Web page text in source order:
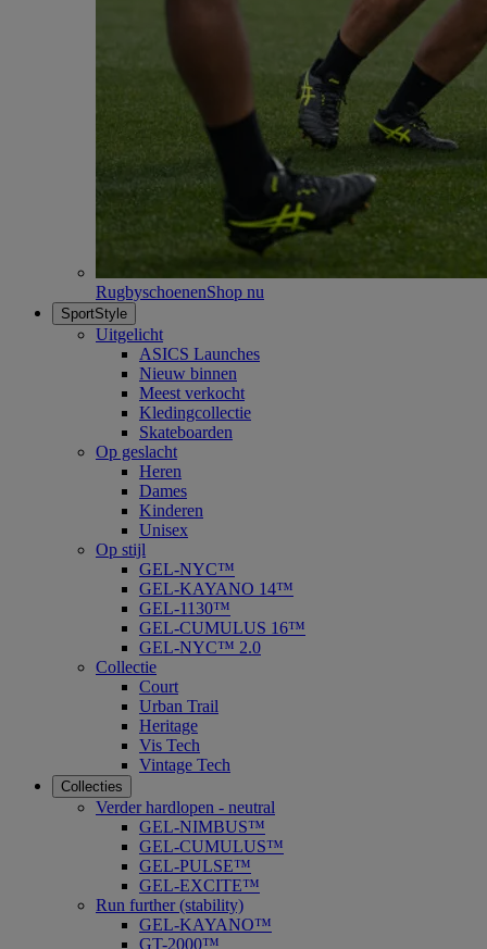
RugbyschoenenShop nu
SportStyle
Uitgelicht
ASICS Launches
Nieuw binnen
Meest verkocht
Kledingcollectie
Skateboarden
Op geslacht
Heren
Dames
Kinderen
Unisex
Op stijl
GEL-NYC™
GEL-KAYANO 14™
GEL-1130™
GEL-CUMULUS 16™
GEL-NYC™ 2.0
Collectie
Court
Urban Trail
Heritage
Vis Tech
Vintage Tech
Collecties
Verder hardlopen - neutral
GEL-NIMBUS™
GEL-CUMULUS™
GEL-PULSE™
GEL-EXCITE™
Run further (stability)
GEL-KAYANO™
GT-2000™